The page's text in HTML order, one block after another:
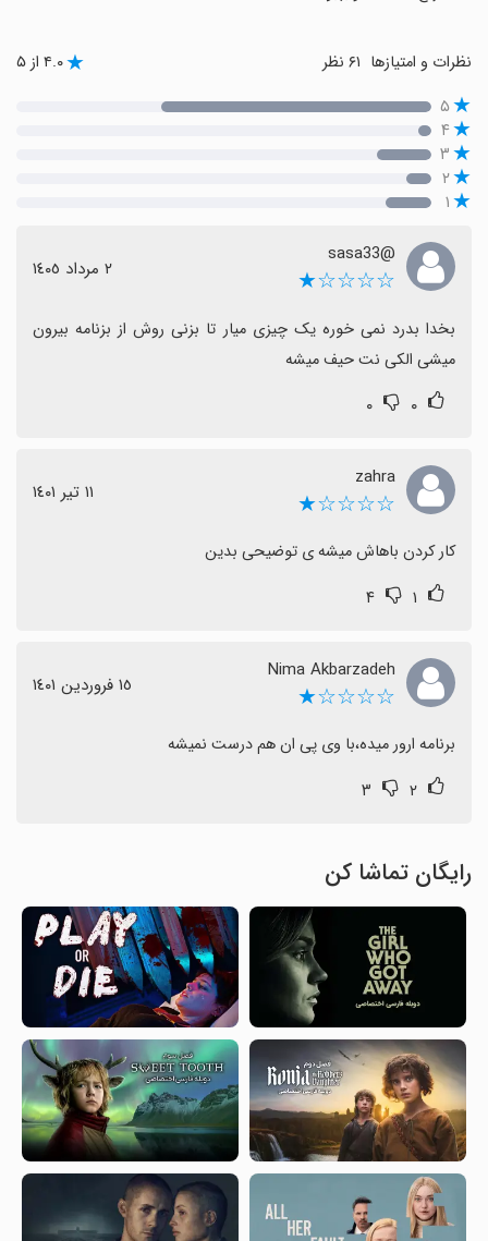
نظرات و امتیازها ۴.۰ از ۵
۵
۴
۳
۲
۱
@sasa33
☆☆☆☆★ ٢ مرداد ١٤٠٥
میشی الکی نت حیف میشه
۰ ۰
zahra
☆☆☆☆★ ١١ تیر ١٤٠١
کار کردن باهاش میشه ی توضیحی بدین
۱ ۴
Nima Akbarzadeh
☆☆☆☆★ ١٥ فروردین ١٤٠١
برنامه ارور میده،با وی پی ان هم درست نمیشه
۲ ۳
رایگان تماشا کن